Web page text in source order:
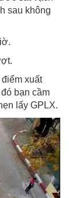
sau không
xuất
bạn cầm
lấy GPLX.